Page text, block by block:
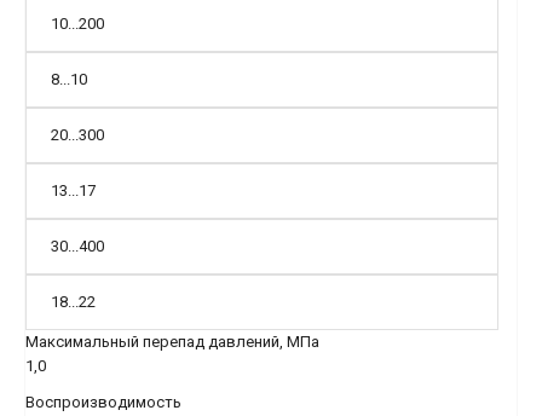
10...200
8...10
20...300
13...17
30...400
18...22
Максимальный перепад давлений, МПа
1,0
Воспроизводимость